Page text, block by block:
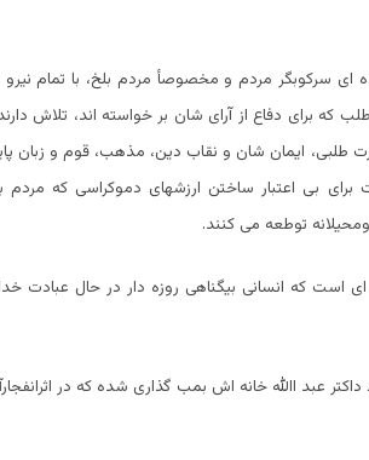
ای سرکوبگر مردم و مخصوصأ مردم بلخ، با تمام
که برای دفاع از آرای شان بر خواسته اند، تلاش
طلبی، ایمان شان و نقاب دین، مذهب، قوم و زبان
بی اعتبار ساختن ارزشهای دموکراسی که مردم با
توطعه می کنند.
ای است که انسانی بیگناهی روزه دار در حال
عبد اﷲ خانه اش بمب گذاری شده که در